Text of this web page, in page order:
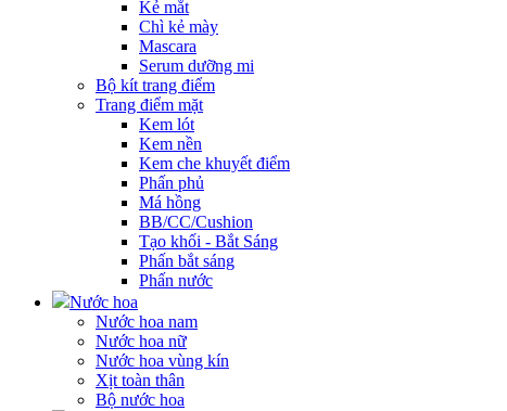
Kẻ mắt
Chì kẻ mày
Mascara
Serum dưỡng mi
Bộ kít trang điểm
Trang điểm mặt
Kem lót
Kem nền
Kem che khuyết điểm
Phấn phủ
Má hồng
BB/CC/Cushion
Tạo khối - Bắt Sáng
Phấn bắt sáng
Phấn nước
Nước hoa
Nước hoa nam
Nước hoa nữ
Nước hoa vùng kín
Xịt toàn thân
Bộ nước hoa